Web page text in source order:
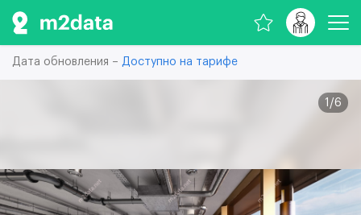
Дата обновления – Доступно на тарифе
1 /6